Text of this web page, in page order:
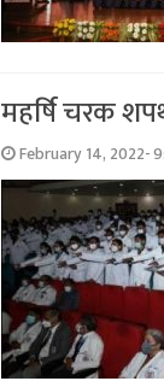
महर्षि चरक
February 14, 2022-